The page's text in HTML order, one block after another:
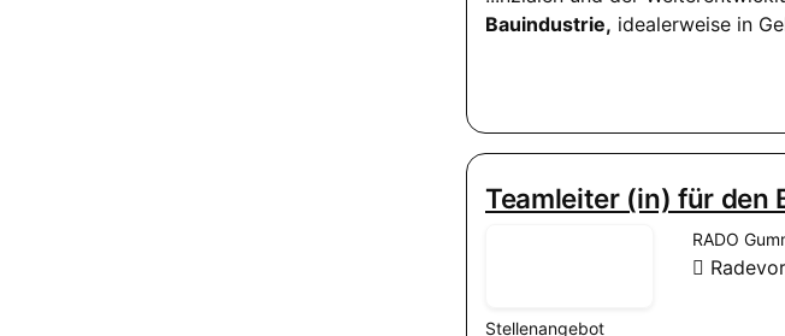
Bauindustrie, idealerweise in
Teamleiter (in) für den
RADO
Stellenangebot